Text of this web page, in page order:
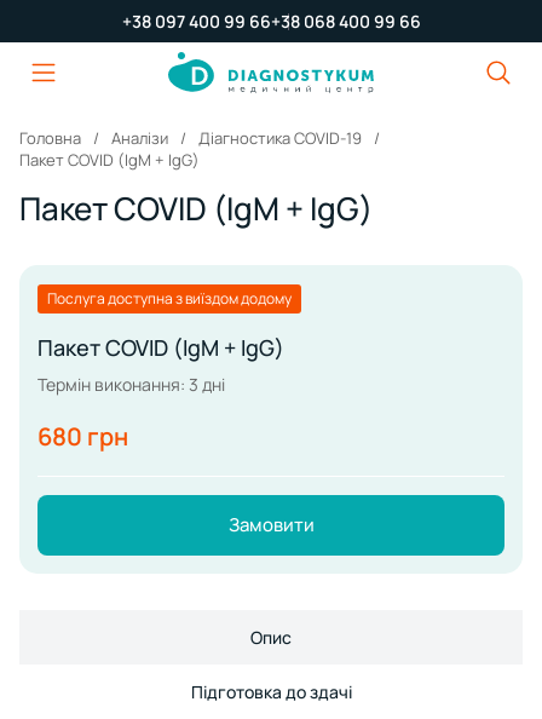
+38 097 400 99 66+38 068 400 99 66
Головна Аналізи
Діагностика COVID-19
Пакет COVID (IgM + IgG)
Пакет COVID (IgM + IgG)
Послуга доступна з виїздом додому
Пакет COVID (IgM + IgG)
Термін виконання: 3 дні
680 грн
Замовити
Опис
Підготовка до здачі